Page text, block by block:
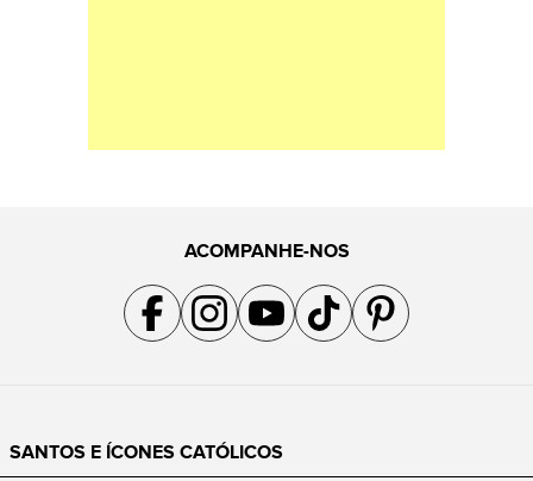
ACOMPANHE-NOS
Acompanhe a gente no Facebook
Acompanhe a gente no Instagram
Acompanhe a gente no YouTube
Acompanhe a gente no TikTok
Acompanhe a gente no
SANTOS E ÍCONES CATÓLICOS